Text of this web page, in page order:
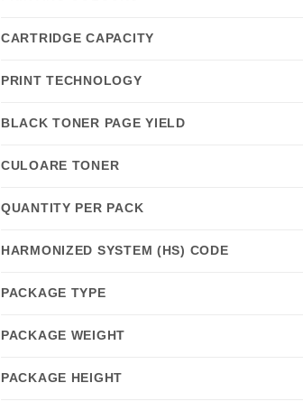
CARTRIDGE CAPACITY
PRINT TECHNOLOGY
BLACK TONER PAGE YIELD
CULOARE TONER
QUANTITY PER PACK
HARMONIZED SYSTEM (HS) CODE
PACKAGE TYPE
PACKAGE WEIGHT
PACKAGE HEIGHT